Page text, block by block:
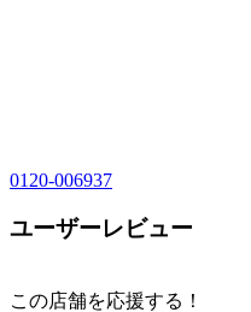
0120-006937
ユーザーレビュー
この店舗を応援する！